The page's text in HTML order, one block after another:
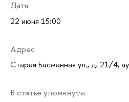
Дата
22 июня 15:00
Адрес
Старая Басманная ул., д. 21/4,
В статье упомянуты